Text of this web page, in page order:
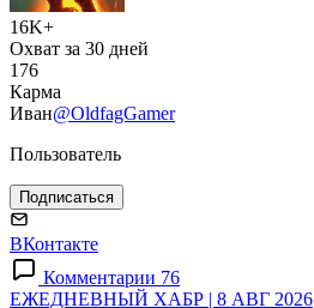
16K+
Охват за 30 дней
176
Карма
Иван@OldfagGamer
Пользователь
Подписаться
ВКонтакте
Комментарии 76
ЕЖЕДНЕВНЫЙ ХАБР | 8 АВГ 2026